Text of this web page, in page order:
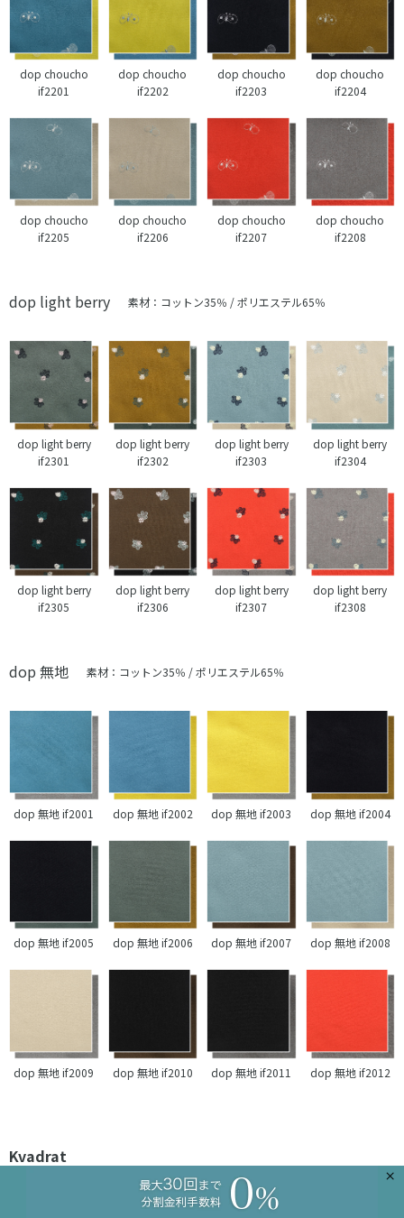
×
dop choucho
if2201
dop choucho
if2202
dop choucho
if2203
dop choucho
if2204
dop choucho
if2205
dop choucho
if2206
dop choucho
if2207
dop choucho
if2208
dop light berry 素材：コットン35％ / ポリエステル65％
dop light berry
if2301
dop light berry
if2302
dop light berry
if2303
dop light berry
if2304
dop light berry
if2305
dop light berry
if2306
dop light berry
if2307
dop light berry
if2308
dop 無地 素材：コットン35％ / ポリエステル65％
dop 無地 if2001 dop 無地 if2002 dop 無地 if2003 dop 無地 if2004
dop 無地 if2005 dop 無地 if2006 dop 無地 if2007 dop 無地 if2008
dop 無地 if2009 dop 無地 if2010 dop 無地 if2011 dop 無地 if2012
Kvadrat
素晴らしい手触りと抗菌性を持ったウールで、尚且つ 高いピリング